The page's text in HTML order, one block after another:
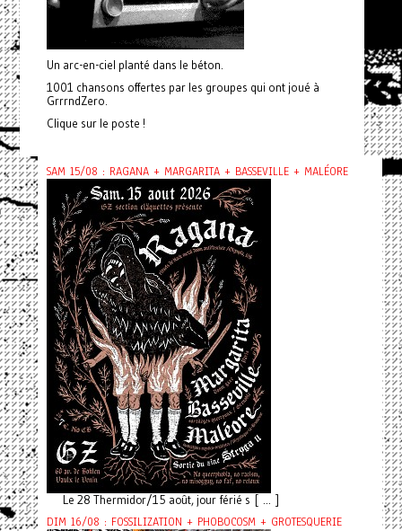
Un arc-en-ciel planté dans le béton.
1001 chansons offertes par les groupes qui ont joué à
GrrrndZero.
Clique sur le poste !
SAM 15/08 : RAGANA + MARGARITA + BASSEVILLE + MALÉORE
Le 28 Thermidor/15 août, jour férié s [ ... ]
DIM 16/08 : FOSSILIZATION + PHOBOCOSM + GROTESQUERIE